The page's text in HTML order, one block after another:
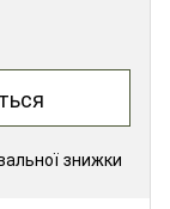
знижки